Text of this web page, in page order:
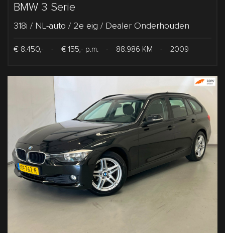
BMW 3 Serie
318i / NL-auto / 2e eig / Dealer Onderhouden
€ 8.450,- - € 155,- p.m. - 88.986 KM - 2009